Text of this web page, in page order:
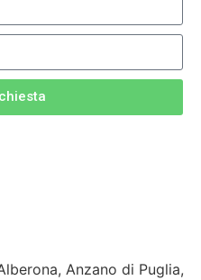
Anzano di Puglia,